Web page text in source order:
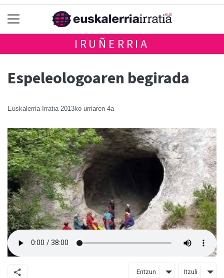
IRUÑERRIA
Espeleologoaren begirada
Euskalerria Irratia 2013ko urriaren 4a
Entzun Itzuli